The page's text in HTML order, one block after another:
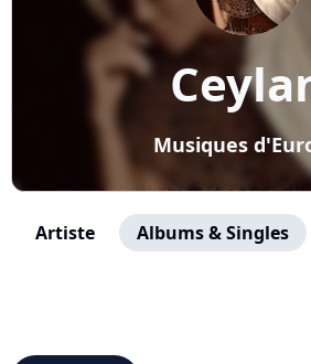
Musiques
Artiste Albums & Singles